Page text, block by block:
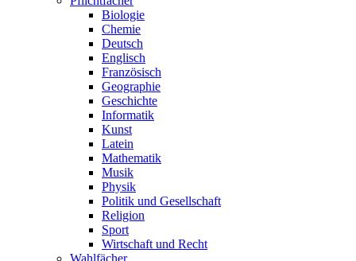
Biologie
Chemie
Deutsch
Englisch
Französisch
Geographie
Geschichte
Informatik
Kunst
Latein
Mathematik
Musik
Physik
Politik und Gesellschaft
Religion
Sport
Wirtschaft und Recht
Wahlfächer